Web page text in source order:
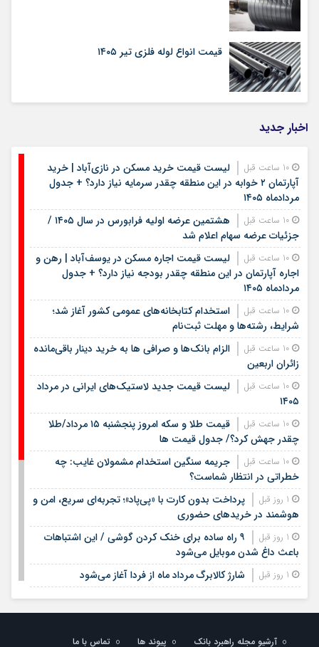
قیمت انواع لوله فلزی تیر ۱۴۰۵
اخبار جدید
لیست قیمت خرید مسکن در نازی‌آباد | خرید
آپارتمان ۲ خوابه در این منطقه چقدر سرمایه نیاز دارد؟ + جدول
مردادماه ۱۴۰۵
هشتمین عرضه اولیه فرابورس در سال ۱۴۰۵ /
جزئیات عرضه سهام اعلام شد
لیست قیمت اجاره مسکن در یوسف‌آباد | رهن و
اجاره آپارتمان در این منطقه چقدر بودجه نیاز دارد؟ + جدول
مردادماه ۱۴۰۵
استخدام کتابخانه‌های عمومی کشور آغاز شد؛
شرایط، رشته‌ها و مهلت ثبت‌نام
الزام بانک‌ها و صرافی ها به خرید دینار باقی‌مانده
زائران اربعین
لیست قیمت جدید لاستیک‌های ایرانی در مرداد
۱۴۰۵
قیمت طلا و سکه امروز پنجشنبه ۱۵ مرداد/طلا
چقدر جهش کرد؟/ جدول قیمت ها
جریمه سنگین استخدام مشمولان غایب: چه
خطراتی در انتظار شماست؟
پرداخت بدون کارت با «پی‌پاد»؛ تجربه‌ای سریع، امن و
هوشمند در خریدهای حضوری
۹ راه ساده برای خنک کردن گوشی / این اشتباهات
باعث داغ شدن موبایل می‌شود
شارژ کالابرگ مرداد ماه از فردا آغاز می‌شود
1 روز قبل
لیست قیمت اجاره مسکن در شهرک غرب |
اجاره‌نشینی در این منطقه چقدر هزینه دارد؟ + جدول مردادماه
آرشیو مجله راهبرد بانک پیوند ها تماس با ما